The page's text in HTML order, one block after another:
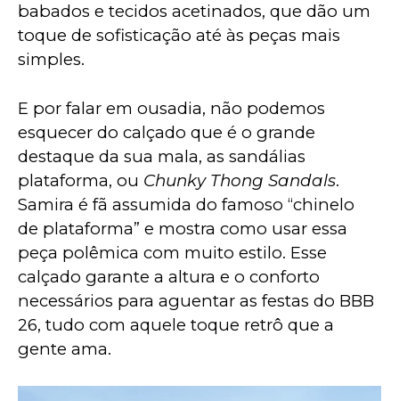
babados e tecidos acetinados, que dão um
toque de sofisticação até às peças mais
simples.
E por falar em ousadia, não podemos
esquecer do calçado que é o grande
destaque da sua mala, as sandálias
plataforma, ou Chunky Thong Sandals.
Samira é fã assumida do famoso “chinelo
de plataforma” e mostra como usar essa
peça polêmica com muito estilo. Esse
calçado garante a altura e o conforto
necessários para aguentar as festas do BBB
26, tudo com aquele toque retrô que a
gente ama.